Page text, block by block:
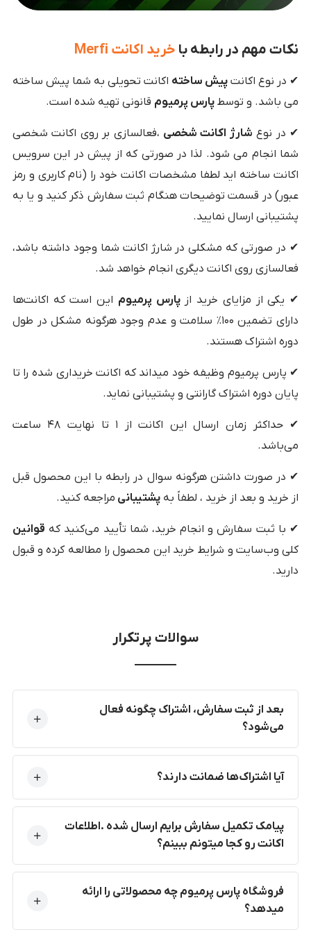
نکات مهم در رابطه با خرید اکانت Merfi
✔ در نوع اکانت پیش ساخته اکانت تحویلی به شما پیش ساخته
می باشد. و توسط پارس پرمیوم قانونی تهیه شده است.
✔ در نوع شارژ اکانت شخصی ،فعالسازی بر روی اکانت شخصی
شما انجام می شود. لذا در صورتی که از پیش در این سرویس
اکانت ساخته اید لطفا مشخصات اکانت خود را (نام کاربری و رمز
عبور) در قسمت توضیحات هنگام ثبت سفارش ذکر کنید و یا به
پشتیبانی ارسال نمایید.
✔ در صورتی که مشکلی در شارژ اکانت شما وجود داشته باشد،
فعالسازی روی اکانت دیگری انجام خواهد شد.
✔ یکی از مزایای خرید ازپارس پرمیوم این است که اکانت‌ها
دارای تضمین ۱۰۰٪ سلامت و عدم وجود هرگونه مشکل در طول
دوره اشتراک هستند.
✔ پارس پرمیوم وظیفه خود میداند که اکانت خریداری شده را تا
پایان دوره اشتراک گارانتی و پشتیبانی نماید.
✔ حداکثر زمان ارسال این اکانت از ۱ تا نهایت ۴۸ ساعت
می‌باشد.
✔ در صورت داشتن هرگونه سوال در رابطه با این محصول قبل
از خرید و بعد از خرید ، لطفاً به پشتیبانی مراجعه کنید.
✔ با ثبت سفارش و انجام خرید، شما تأیید می‌کنید که قوانین
کلی وب‌سایت و شرایط خرید این محصول را مطالعه کرده و قبول
دارید.
سوالات پرتکرار
بعد از ثبت سفارش، اشتراک چگونه فعال
می‌شود؟
آیا اشتراک‌ها ضمانت دارند؟
پیامک تکمیل سفارش برایم ارسال شده .اطلاعات
اکانت رو کجا میتونم ببینم؟
فروشگاه پارس پرمیوم چه محصولاتی را ارائه
میدهد؟